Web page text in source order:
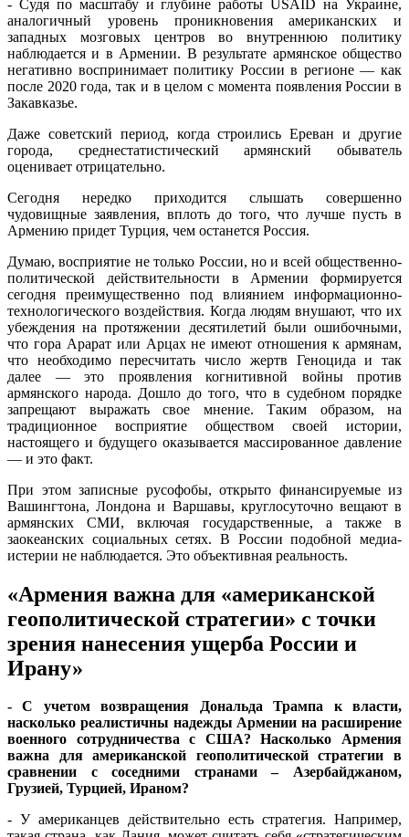
- Судя по масштабу и глубине работы USAID на Украине,
аналогичный уровень проникновения американских и
западных мозговых центров во внутреннюю политику
наблюдается и в Армении. В результате армянское общество
негативно воспринимает политику России в регионе — как
после 2020 года, так и в целом с момента появления России в
Закавказье.
Даже советский период, когда строились Ереван и другие
города, среднестатистический армянский обыватель
оценивает отрицательно.
Сегодня нередко приходится слышать совершенно
чудовищные заявления, вплоть до того, что лучше пусть в
Армению придет Турция, чем останется Россия.
Думаю, восприятие не только России, но и всей общественно-
политической действительности в Армении формируется
сегодня преимущественно под влиянием информационно-
технологического воздействия. Когда людям внушают, что их
убеждения на протяжении десятилетий были ошибочными,
что гора Арарат или Арцах не имеют отношения к армянам,
что необходимо пересчитать число жертв Геноцида и так
далее — это проявления когнитивной войны против
армянского народа. Дошло до того, что в судебном порядке
запрещают выражать свое мнение. Таким образом, на
традиционное восприятие обществом своей истории,
настоящего и будущего оказывается массированное давление
— и это факт.
При этом записные русофобы, открыто финансируемые из
Вашингтона, Лондона и Варшавы, круглосуточно вещают в
армянских СМИ, включая государственные, а также в
заокеанских социальных сетях. В России подобной медиа-
истерии не наблюдается. Это объективная реальность.
«Армения важна для «американской
геополитической стратегии» с точки
зрения нанесения ущерба России и
Ирану»
- С учетом возвращения Дональда Трампа к власти,
насколько реалистичны надежды Армении на расширение
военного сотрудничества с США? Насколько Армения
важна для американской геополитической стратегии в
сравнении с соседними странами – Азербайджаном,
Грузией, Турцией, Ираном?
- У американцев действительно есть стратегия. Например,